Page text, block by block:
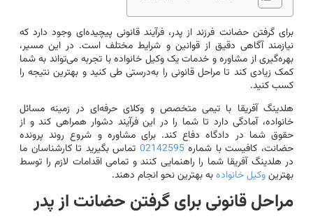
برای گرفتن حضانت فرزند از پدر، فرآیند قانونی پیچیده‌ای وجود دارد که
نیازمند آگاهی دقیق از قوانین و شرایط مختلف است. در این مسیر،
بهره‌گیری از مشاوره و خدمات یک وکیل خانواده با تجربه می‌تواند به شما
کمک زیادی کند تا مراحل قانونی را به‌درستی طی کنید و بهترین نتیجه را
کسب کنید.
هلدینگ آفریقا با تیمی متخصص و وکلای حرفه‌ای در زمینه مسائل
خانواده، آمادگی دارد تا شما را در این فرآیند دشوار همراهی کند و از
حقوق شما در دادگاه دفاع کند. برای مشاوره و شروع روند پرونده
حضانت، کافیست با شماره02142595 تماس بگیرید تا کارشناسان ما
در هلدینگ آفریقا شما را راهنمایی کنند و تمامی اقدامات لازم را توسط
بهترینوکیل خانوادهبه بهترین نحو انجام دهند.
مراحل قانونی برای گرفتن حضانت از پدر